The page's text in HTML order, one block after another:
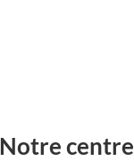
Notre centre